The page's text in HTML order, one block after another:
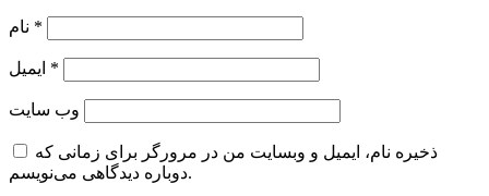
*
*
وب‌ سایت
ذخیره نام، ایمیل و وبسایت من در مرورگر برای زمانی که
دوباره دیدگاهی می‌نویسم.